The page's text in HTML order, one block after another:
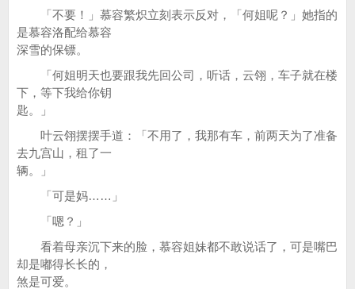
「不要！」慕容繁炽立刻表示反对，「何姐呢？」她指的
是慕容洛配给慕容
深雪的保镖。
「何姐明天也要跟我先回公司，听话，云翎，车子就在楼
下，等下我给你钥
匙。」
叶云翎摆摆手道：「不用了，我那有车，前两天为了准备
去九宫山，租了一
辆。」
「可是妈……」
「嗯？」
看着母亲沉下来的脸，慕容姐妹都不敢说话了，可是嘴巴
却是嘟得长长的，
煞是可爱。